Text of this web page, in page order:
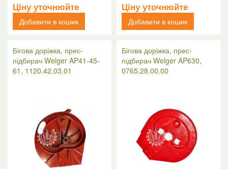
Ціну уточнюйте
Добавити в кошик
Ціну уточнюйте
Добавити в кошик
Бігова доріжка, прес-
підбирач Welger AP41-45-
61, 1120.42.03.01
Бігова доріжка, прес-
підбирач Welger AP630,
0765.28.00.00